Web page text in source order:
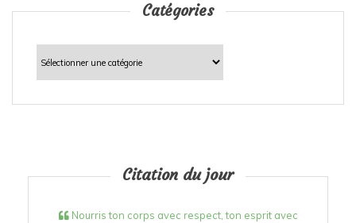
Catégories
Catégories
Citation du jour
Nourris ton corps avec respect, ton esprit avec